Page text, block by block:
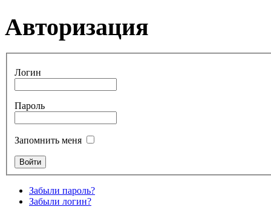
Авторизация
Логин
Пароль
Запомнить меня
Забыли пароль?
Забыли логин?